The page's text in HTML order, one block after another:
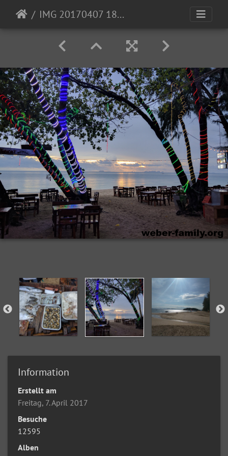
IMG 20170407 181515
Information
Erstellt am
Freitag, 7. April 2017
Besuche
12595
Alben